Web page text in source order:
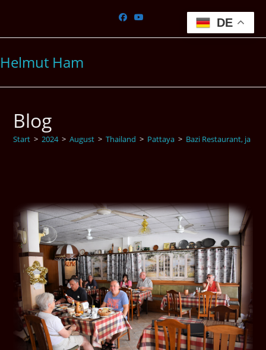
springen
Helmut Ham
Blog
Start > 2024 > August > Thailand > Pattaya > Bazi Restaurant, ja ich
DE